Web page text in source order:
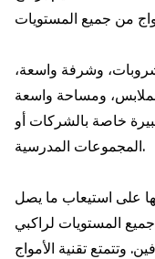
وشرفة واسعة،
الملابس، ومساحة واسعة
خاصة بالشركات أو
المجموعات المدرسية.
على استيعاب ما يصل
جميع المستويات لراكبي
وتتمتع تقنية الأمواج